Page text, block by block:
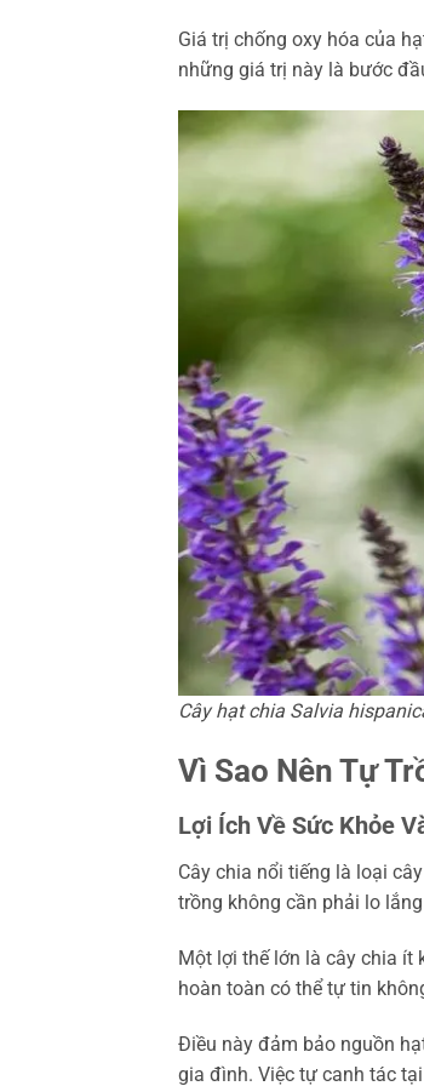
Giá trị chống oxy hóa của
những giá trị này là bước
Cây hạt chia Salvia
Vì Sao Nên Tự
Lợi Ích Về Sức Khỏe
Cây chia nổi tiếng là loại
trồng không cần phải lo
Một lợi thế lớn là cây chia ít
hoàn toàn có thể tự tin
Điều này đảm bảo nguồn
gia đình. Việc tự canh tác